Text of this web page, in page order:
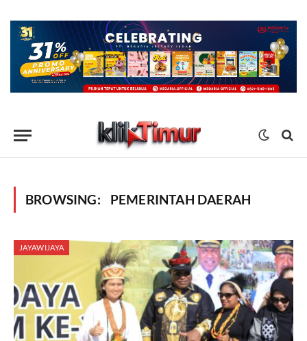
BROWSING: PEMERINTAH DAERAH
JAYAWIJAYA